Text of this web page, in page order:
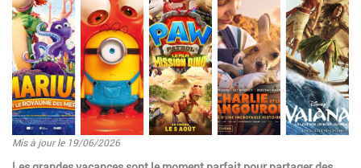
Mis à jour le 19/06/2026